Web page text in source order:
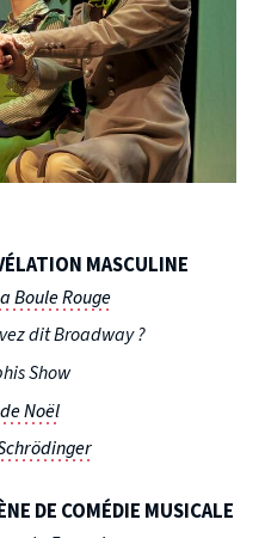
MASCULINE
Boule Rouge
dit Broadway ?
Show
Noël
DE COMÉDIE MUSICALE